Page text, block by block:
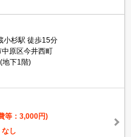
小杉駅 徒歩15分
原区今井西町
地下1階)
等：3,000円)
なし